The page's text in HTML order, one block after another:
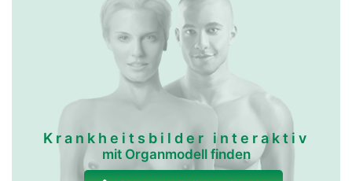
Krankheitsbilder interaktiv
mit Organmodell finden